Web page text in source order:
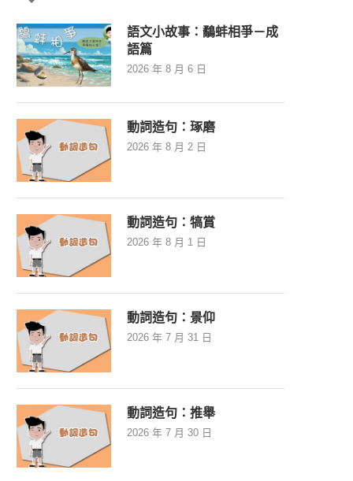
語文小故事：鷸蚌相爭－成
語篇
2026 年 8 月 6 日
動詞造句：琢磨
2026 年 8 月 2 日
動詞造句：犒賞
2026 年 8 月 1 日
動詞造句：景仰
2026 年 7 月 31 日
動詞造句：推舉
2026 年 7 月 30 日